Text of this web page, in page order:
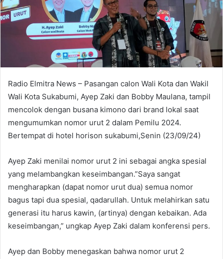
Radio Elmitra News – Pasangan calon Wali Kota dan Wakil
Wali Kota Sukabumi, Ayep Zaki dan Bobby Maulana, tampil
mencolok dengan busana kimono dari brand lokal saat
mengumumkan nomor urut 2 dalam Pemilu 2024.
Bertempat di hotel horison sukabumi,Senin (23/09/24)
Ayep Zaki menilai nomor urut 2 ini sebagai angka spesial
yang melambangkan keseimbangan.”Saya sangat
mengharapkan (dapat nomor urut dua) semua nomor
bagus tapi dua spesial, qadarullah. Untuk melahirkan satu
generasi itu harus kawin, (artinya) dengan kebaikan. Ada
keseimbangan,” ungkap Ayep Zaki dalam konferensi pers.
Ayep dan Bobby menegaskan bahwa nomor urut 2